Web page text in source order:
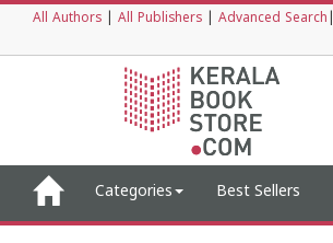
All Authors All Publishers Advanced Search
Categories Best Sellers